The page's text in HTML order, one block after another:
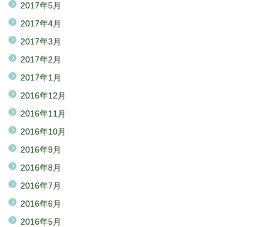
2017年5月
2017年4月
2017年3月
2017年2月
2017年1月
2016年12月
2016年11月
2016年10月
2016年9月
2016年8月
2016年7月
2016年6月
2016年5月